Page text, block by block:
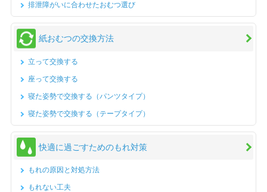
排泄障がいに合わせたおむつ選び
紙おむつの交換方法
立って交換する
座って交換する
寝た姿勢で交換する（パンツタイプ）
寝た姿勢で交換する（テープタイプ）
快適に過ごすためのもれ対策
もれの原因と対処方法
もれない工夫